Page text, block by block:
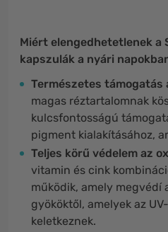
Miért elengedhetetlenek a
kapszulák a nyári
Természetes támogatás
magas réztartalomnak
kulcsfontosságú
pigment kialakításához,
Teljes körű védelem az
vitamin és cink
működik, amely megvédí
gyököktől, amelyek az
keletkeznek.